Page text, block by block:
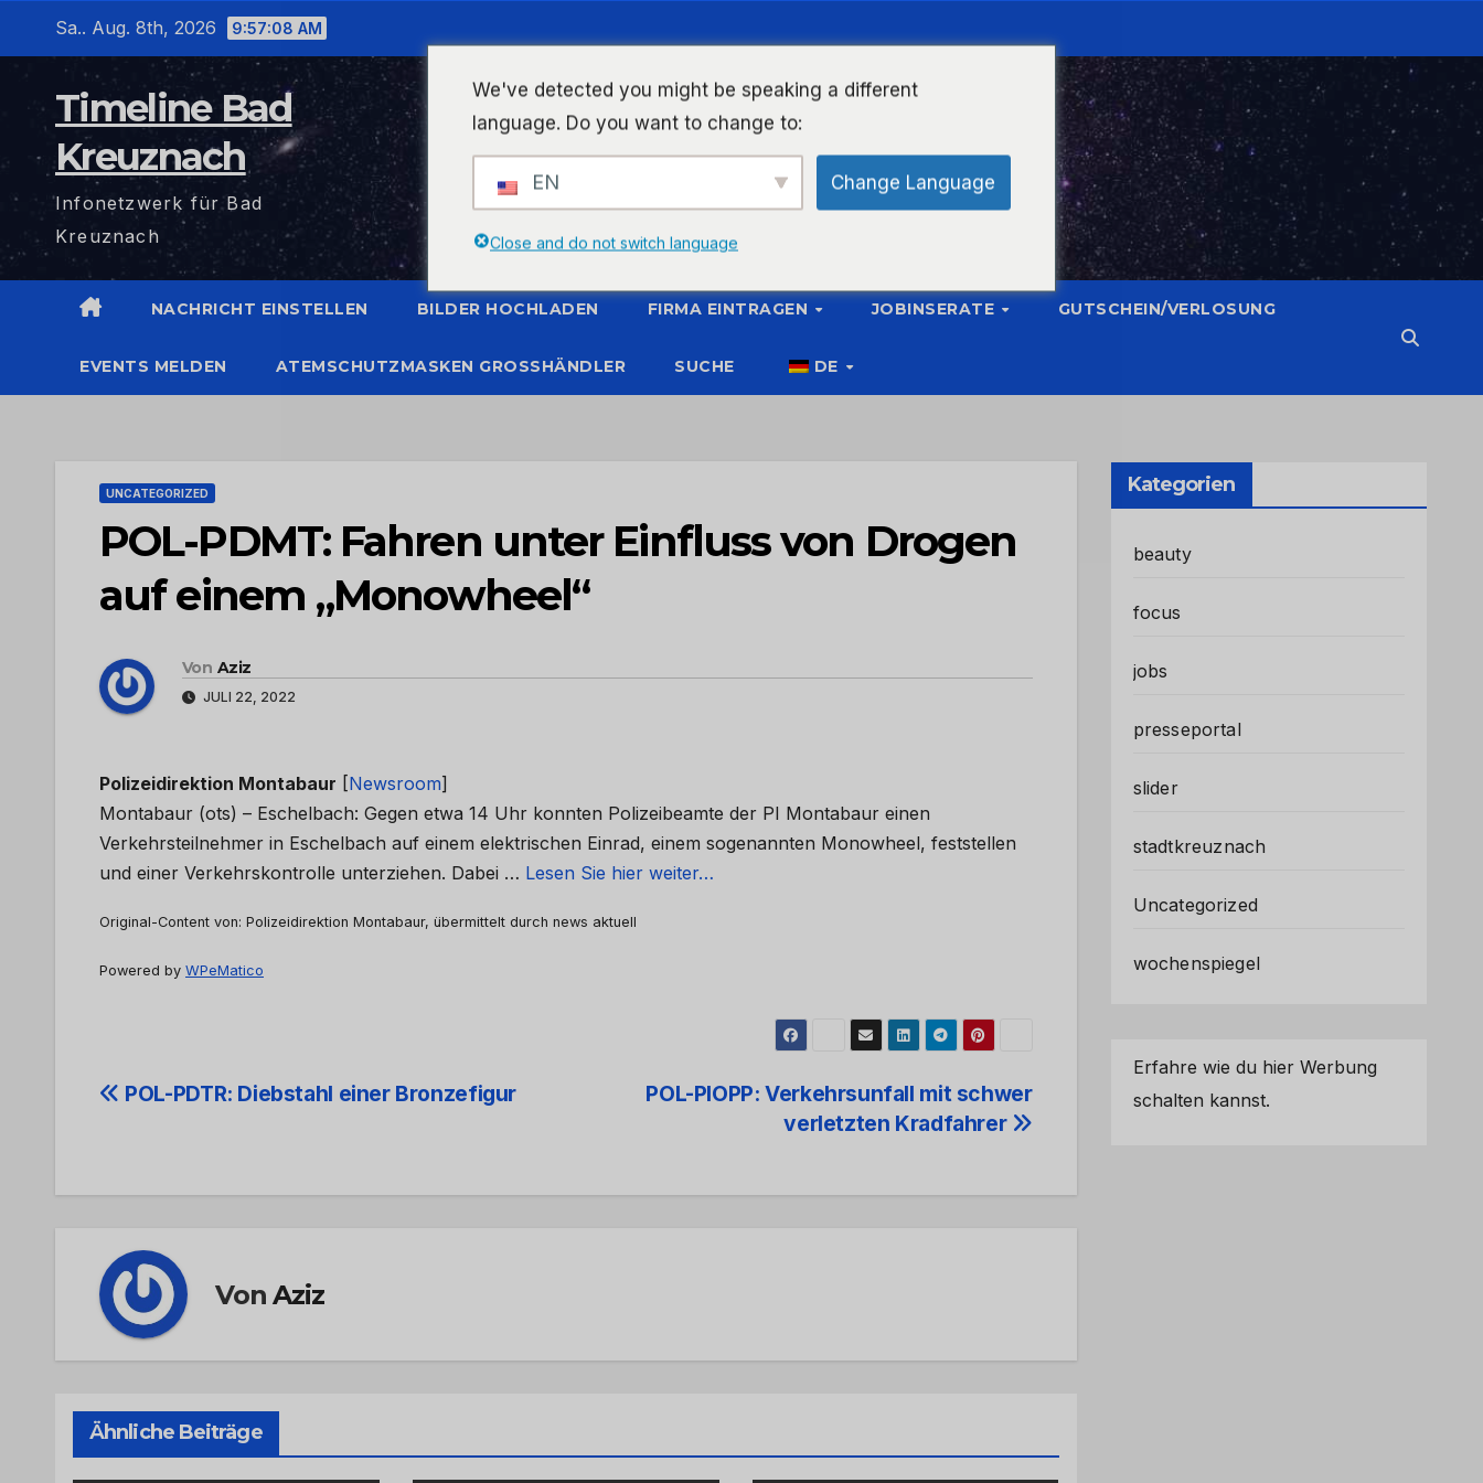
Sa.. Aug. 8th, 2026 9:57:09 AM
Timeline Bad
Kreuznach
Infonetzwerk für Bad
Kreuznach
NACHRICHT EINSTELLEN BILDER HOCHLADEN FIRMA EINTRAGEN JOBINSERATE GUTSCHEIN/VERLOSUNG
EVENTS MELDEN ATEMSCHUTZMASKEN GROSSHÄNDLER SUCHE DE
UNCATEGORIZED
POL-PDMT: Fahren unter Einfluss von Drogen
auf einem „Monowheel“
Von Aziz
JULI 22, 2022
Polizeidirektion Montabaur [Newsroom]
Montabaur (ots) – Eschelbach: Gegen etwa 14 Uhr konnten Polizeibeamte der PI Montabaur einen
Verkehrsteilnehmer in Eschelbach auf einem elektrischen Einrad, einem sogenannten Monowheel, feststellen
und einer Verkehrskontrolle unterziehen. Dabei … Lesen Sie hier weiter…
Original-Content von: Polizeidirektion Montabaur, übermittelt durch news aktuell
Powered by WPeMatico
Beitrags-
POL-PIOPP: Verkehrsunfall mit schwer
verletzten Kradfahrer
POL-PDTR: Diebstahl einer Bronzefigur
VonAziz
Ähnliche Beiträge
Kategorien
beauty
focus
jobs
presseportal
slider
stadtkreuznach
Uncategorized
wochenspiegel
Erfahre wie du hier Werbung
schalten kannst.
We've detected you might be speaking a different
language. Do you want to change to:
EN Change Language
Close and do not switch language